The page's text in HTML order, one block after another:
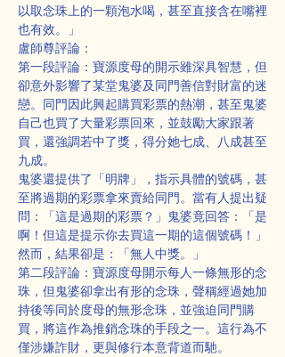
以取念珠上的一顆泡水喝，甚至直接含在嘴裡
也有效。」
盧師尊評論：
第一段評論：寶源度母的開示雖深具智慧，但
卻意外影響了某堂鬼婆及同門善信對財富的迷
戀。同門因此興起購買彩票的熱潮，甚至鬼婆
自己也買了大量彩票回來，並鼓勵大家跟著
買，還強調若中了獎，得分她七成、八成甚至
九成。
鬼婆還提供了「明牌」，指示具體的號碼，甚
至將過期的彩票拿來賣給同門。當有人提出疑
問：「這是過期的彩票？」鬼婆竟回答：「是
啊！但這是提示你去買這一期的這個號碼！」
然而，結果卻是：「無人中獎。」
第二段評論：寶源度母開示每人一條無形的念
珠，但鬼婆卻拿出有形的念珠，聲稱經過她加
持後等同於度母的無形念珠，並強迫同門購
買，將這作為推銷念珠的手段之一。這行為不
僅涉嫌詐財，更與修行本意背道而馳。